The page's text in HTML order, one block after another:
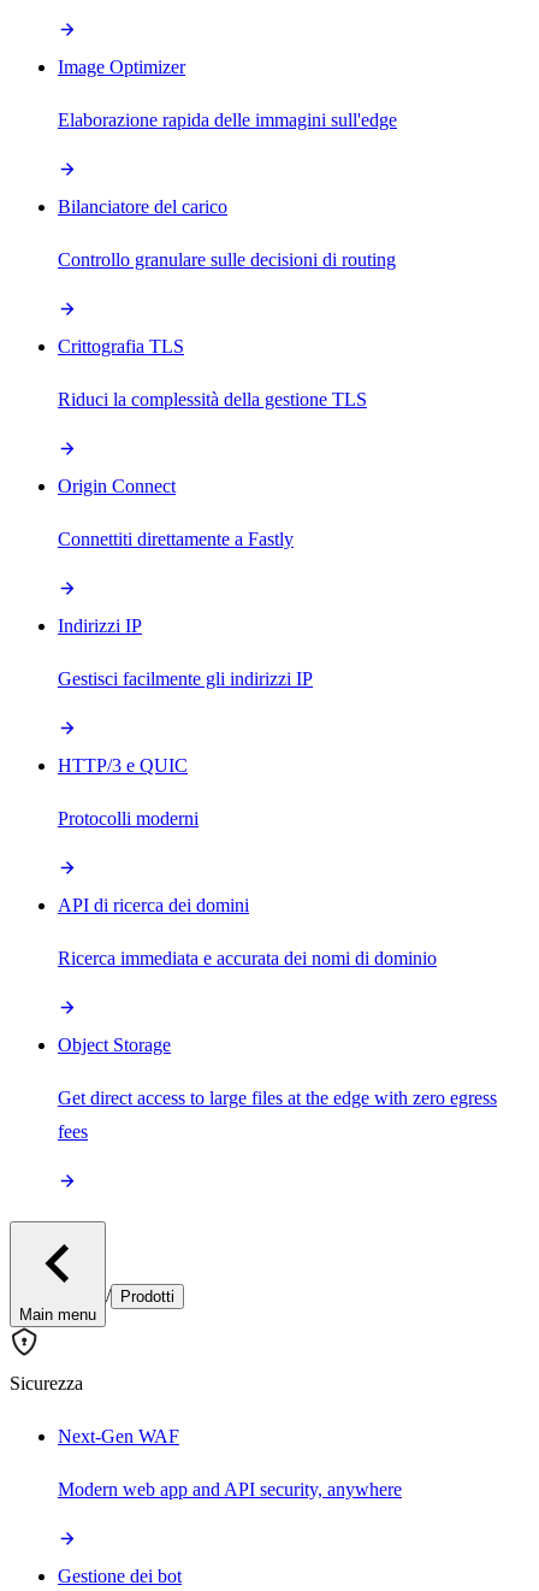
Image Optimizer
Elaborazione rapida delle immagini sull'edge
Bilanciatore del carico
Controllo granulare sulle decisioni di routing
Crittografia TLS
Riduci la complessità della gestione TLS
Origin Connect
Connettiti direttamente a Fastly
Indirizzi IP
Gestisci facilmente gli indirizzi IP
HTTP/3 e QUIC
Protocolli moderni
API di ricerca dei domini
Ricerca immediata e accurata dei nomi di dominio
Object Storage
Get direct access to large files at the edge with zero egress
fees
Main menu
/ Prodotti
Sicurezza
Next-Gen WAF
Modern web app and API security, anywhere
Gestione dei bot